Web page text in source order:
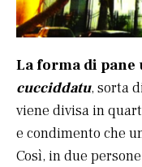
La forma di pane
cucciddatu, sorta
viene divisa in
e condimento che
Così, in due